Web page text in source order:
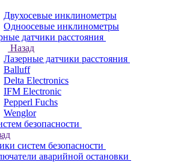
Двухосевые инклинометры
Одноосевые инклинометры
датчики расстояния
Назад
Лазерные датчики расстояния
Balluff
Delta Electronics
IFM Electronic
Pepperl Fuchs
Wenglor
безопасности
систем безопасности
аварийной остановки